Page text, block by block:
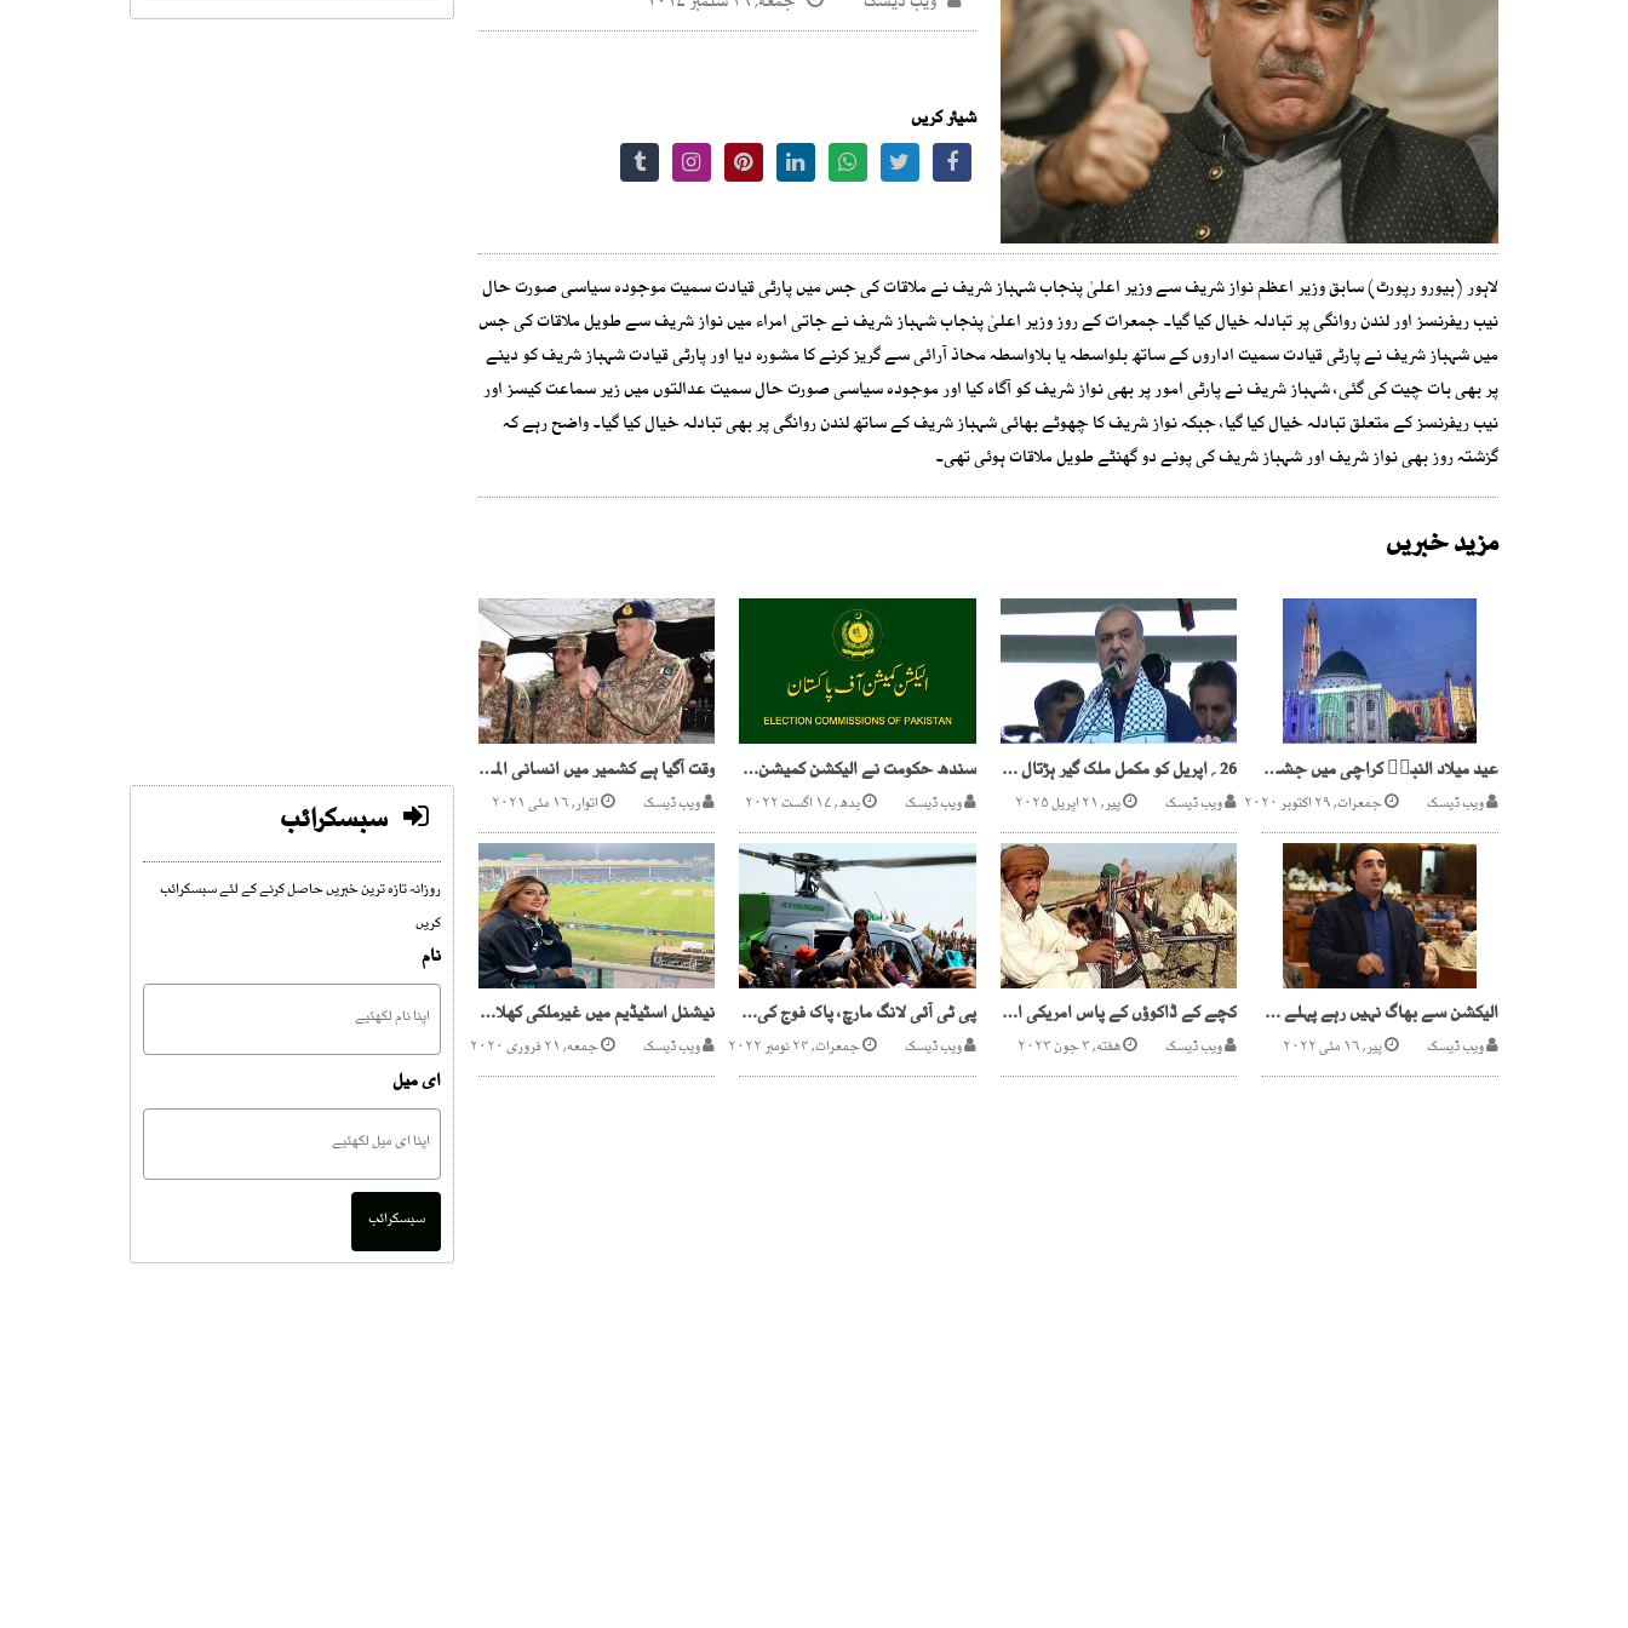
شیئر کریں
لاہور (بیورو رپورٹ) سابق وزیر اعظم نواز شریف سے وزیر اعلیٰ پنجاب شہباز شریف نے ملاقات کی جس میں پارٹی قیادت سمیت موجودہ سیاسی صورت حال
نیب ریفرنسز اور لندن روانگی پر تبادلہ خیال کیا گیا۔ جمعرات کے روز وزیر اعلیٰ پنجاب شہباز شریف نے جاتی امراء میں نواز شریف سے طویل ملاقات کی جس
میں شہباز شریف نے پارٹی قیادت سمیت اداروں کے ساتھ بلواسطہ یا بلاواسطہ محاذ آرائی سے گریز کرنے کا مشورہ دیا اور پارٹی قیادت شہباز شریف کو دینے
پر بھی بات چیت کی گئی، شہباز شریف نے پارٹی امور پر بھی نواز شریف کو آگاہ کیا اور موجودہ سیاسی صورت حال سمیت عدالتوں میں زیر سماعت کیسز اور
نیب ریفرنسز کے متعلق تبادلہ خیال کیا گیا، جبکہ نواز شریف کا چھوٹے بھائی شہباز شریف کے ساتھ لندن روانگی پر بھی تبادلہ خیال کیا گیا۔ واضح رہے کہ
گزشتہ روز بھی نواز شریف اور شہباز شریف کی پونے دو گھنٹے طویل ملاقات ہوئی تھی۔
مزید خبریں
عید میلاد النبیؐ کراچی میں جشن ولادت کی تیاریاں عروج پر پہنچ گئی
ویب ڈیسک جمعرات, ۲۹ اکتوبر ۲۰۲۰
26؍اپریل کو مکمل ملک گیر ہڑتال ہو گی، حافظ نعیم الرحمان
ویب ڈیسک پیر, ۲۱ اپریل ۲۰۲۵
سندھ حکومت نے الیکشن کمیشن کے قواعد کی دھجیاں اُڑادی
ویب ڈیسک بدھ, ۱۷ اگست ۲۰۲۲
وقت آگیا ہے کشمیر میں انسانی المیے کو اب ختم کیا جائے،آرمی چیف
ویب ڈیسک اتوار, ۱۶ مئی ۲۰۲۱
الیکشن سے بھاگ نہیں رہے پہلے اصلاحات پھر انتخاب ، بلاول بھٹو
ویب ڈیسک پیر, ۱۶ مئی ۲۰۲۲
کچے کے ڈاکوؤں کے پاس امریکی اسلحہ ہونے کا انکشاف
ویب ڈیسک هفته, ۳ جون ۲۰۲۳
پی ٹی آئی لانگ مارچ، پاک فوج کی پریڈگرائونڈمیں ہیلی کاپٹرلینڈکرنے کی اجازت،انتظامیہ کاانکار
ویب ڈیسک جمعرات, ۲۴ نومبر ۲۰۲۲
نیشنل اسٹیڈیم میں غیرملکی کھلاڑیوں کو کھیلتا دیکھ کر بہت اچھا لگا،مہوش حیات
ویب ڈیسک جمعه, ۲۱ فروری ۲۰۲۰
سبسکرائب
روزانہ تازہ ترین خبریں حاصل کرنے کے لئے سبسکرائب
کریں
نام
ای میل
سبسکرائب